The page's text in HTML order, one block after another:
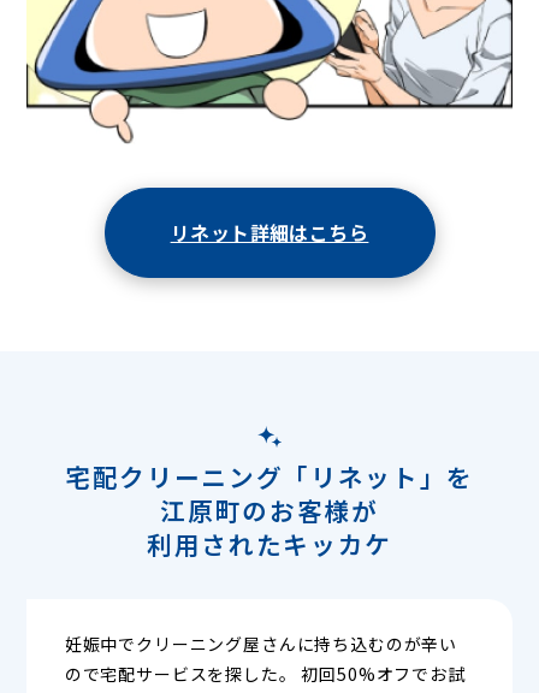
リネット詳細はこちら
宅配クリーニング「リネット」を
江原町のお客様が
利用されたキッカケ
妊娠中でクリーニング屋さんに持ち込むのが辛い
ので宅配サービスを探した。 初回50%オフでお試